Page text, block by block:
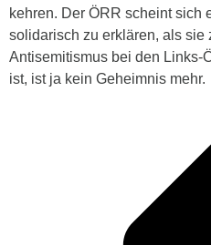
kehren. Der ÖRR scheint sich
solidarisch zu erklären, als
Antisemitismus bei den Links-
ist, ist ja kein Geheimnis mehr.